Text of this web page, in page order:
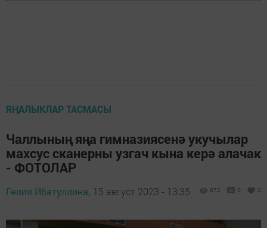
ЯҢАЛЫКЛАР ТАСМАСЫ
Чаллының яңа гимназиясенә укучылар
махсус сканерны узгач кына керә алачак
- ФОТОЛАР
Гөлия Ибатуллина, 15 август 2023 - 13:35 872 0 0